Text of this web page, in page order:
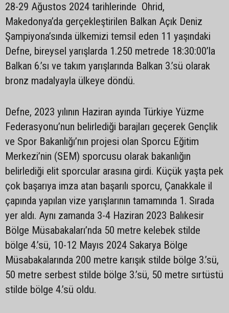
28-29 Ağustos 2024 tarihlerinde Ohrid,
Makedonya’da gerçekleştirilen Balkan Açık Deniz
Şampiyona’sında ülkemizi temsil eden 11 yaşındaki
Defne, bireysel yarışlarda 1.250 metrede 18:30:00’la
Balkan 6.’sı ve takım yarışlarında Balkan 3.’sü olarak
bronz madalyayla ülkeye döndü.
Defne, 2023 yılının Haziran ayında Türkiye Yüzme
Federasyonu’nun belirlediği barajları geçerek Gençlik
ve Spor Bakanlığı’nın projesi olan Sporcu Eğitim
Merkezi’nin (SEM) sporcusu olarak bakanlığın
belirlediği elit sporcular arasına girdi. Küçük yaşta pek
çok başarıya imza atan başarılı sporcu, Çanakkale il
çapında yapılan vize yarışlarının tamamında 1. Sırada
yer aldı. Aynı zamanda 3-4 Haziran 2023 Balıkesir
Bölge Müsabakaları’nda 50 metre kelebek stilde
bölge 4.’sü, 10-12 Mayıs 2024 Sakarya Bölge
Müsabakalarında 200 metre karışık stilde bölge 3.’sü,
50 metre serbest stilde bölge 3.’sü, 50 metre sırtüstü
stilde bölge 4.’sü oldu.